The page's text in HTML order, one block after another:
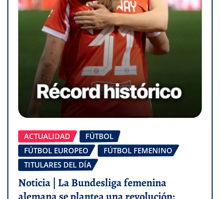
ACTUALIDAD
FÚTBOL
FÚTBOL EUROPEO
FÚTBOL FEMENINO
TITULARES DEL DÍA
Noticia | La Bundesliga femenina